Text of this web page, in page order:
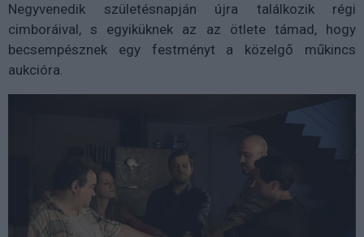
Negyvenedik születésnapján újra találkozik régi
cimboráival, s egyiküknek az az ötlete támad, hogy
becsempésznek egy festményt a közelgő műkincs
aukcióra.